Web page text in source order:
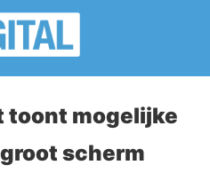
toont mogelijke
scherm